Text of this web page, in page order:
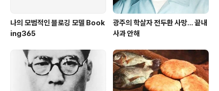
나의 모범적인 블로깅 모델 Book
ing365
광주의 학살자 전두환 사망... 끝내
사과 안해